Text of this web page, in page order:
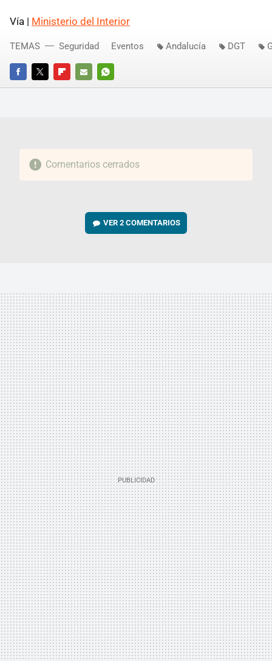
Vía | Ministerio del Interior
FACEBOOKTWITTERFLIPBOARD
E-
WHATSAPP
TEMAS Seguridad Eventos Andalucía DGT
Comentarios cerrados
VER2 COMENTARIOS